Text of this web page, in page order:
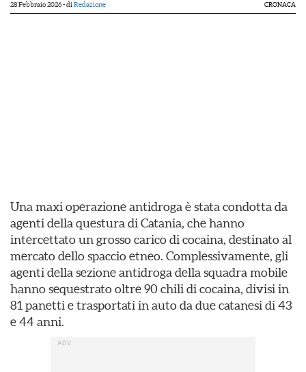
28 Febbraio 2026- di Redazione CRONACA
Una maxi operazione antidroga è stata condotta da
agenti della questura di Catania, che hanno
intercettato un grosso carico di cocaina, destinato al
mercato dello spaccio etneo. Complessivamente, gli
agenti della sezione antidroga della squadra mobile
hanno sequestrato oltre 90 chili di cocaina, divisi in
81 panetti e trasportati in auto da due catanesi di 43
e 44 anni.